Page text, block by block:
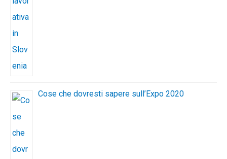
Cose che dovresti sapere sull’Expo 2020